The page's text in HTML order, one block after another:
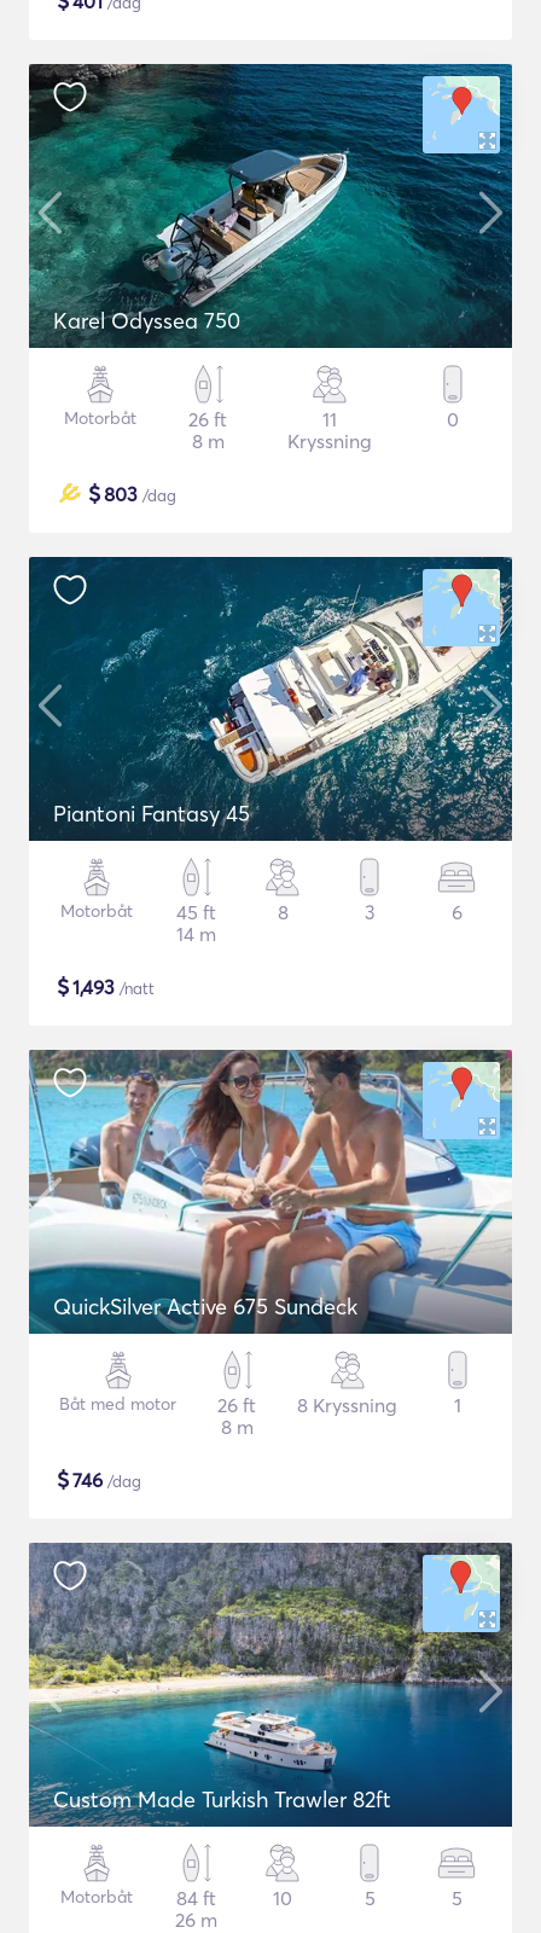
Karel Odyssea 750
Motorbåt
26 ft
8 m
11
Kryssning
0
$803 /dag
Piantoni Fantasy 45
Motorbåt
45 ft
14 m
8 3 6
$1,493 /natt
QuickSilver Active 675 Sundeck
Båt med motor
26 ft
8 m
8 Kryssning 1
$746 /dag
Custom Made Turkish Trawler 82ft
Motorbåt
84 ft
26 m
10 5 5